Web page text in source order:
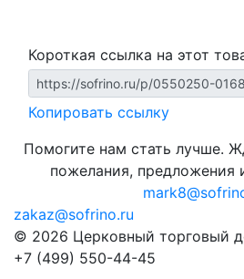
Короткая ссылка на этот
Копировать ссылку
Помогите нам стать лучше.
пожелания, предложения
zakaz@sofrino.ru
© 2026 Церковный торговый
+7 (499) 550-44-45